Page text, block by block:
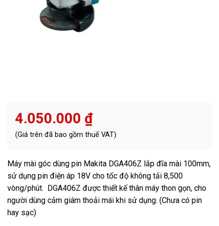
4.050.000 ₫
(Giá trên đã bao gồm thuế VAT)
Máy mài góc dùng pin Makita DGA406Z lắp đĩa mài 100mm,
sử dụng pin điện áp 18V cho tốc độ không tải 8,500
vòng/phút. DGA406Z được thiết kế thân máy thon gọn, cho
người dùng cảm giám thoải mái khi sử dụng. (Chưa có pin
hay sạc)